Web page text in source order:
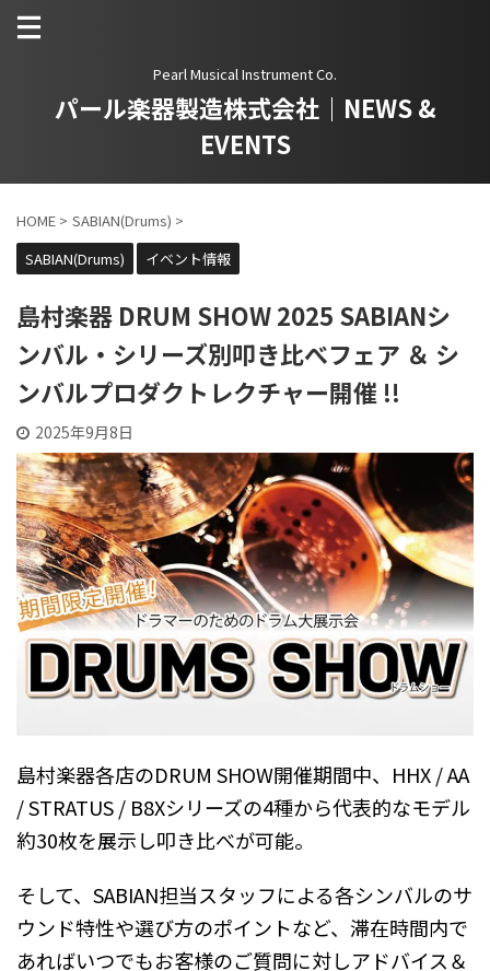
Pearl Musical Instrument Co.
パール楽器製造株式会社｜NEWS &
EVENTS
HOME > SABIAN(Drums) >
SABIAN(Drums)
イベント情報
島村楽器 DRUM SHOW 2025 SABIANシ
ンバル・シリーズ別叩き比べフェア ＆ シ
ンバルプロダクトレクチャー開催 !!
2025年9月8日
島村楽器各店のDRUM SHOW開催期間中、HHX / AA
/ STRATUS / B8Xシリーズの4種から代表的なモデル
約30枚を展示し叩き比べが可能。
そして、SABIAN担当スタッフによる各シンバルのサ
ウンド特性や選び方のポイントなど、滞在時間内で
あればいつでもお客様のご質問に対しアドバイス＆